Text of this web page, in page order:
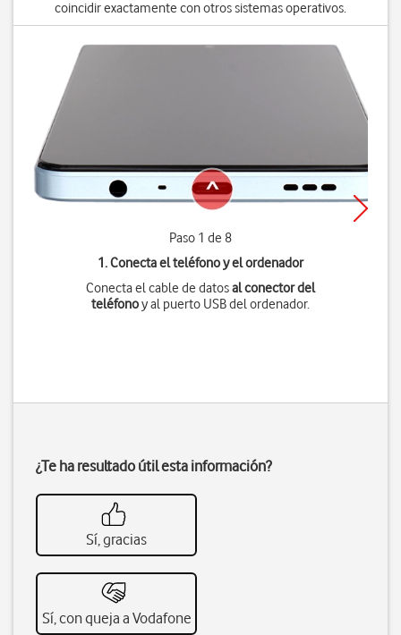
coincidir exactamente con otros sistemas operativos.
Paso 1 de 8
1. Conecta el teléfono y el ordenador
Conecta el cable de datosal conector del
teléfonoy al puerto USB del ordenador.
¿Te ha resultado útil esta información?
Sí, gracias
Sí, con queja a Vodafone